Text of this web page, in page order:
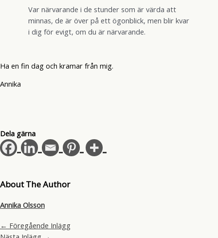
Var närvarande i de stunder som är värda att
minnas, de är över på ett ögonblick, men blir kvar
i dig för evigt, om du är närvarande.
Ha en fin dag och kramar från mig.
Annika
Dela gärna
About The Author
Annika Olsson
← Föregående Inlägg